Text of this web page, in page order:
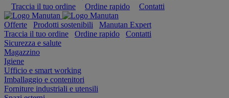
Traccia il tuo ordine
Ordine rapido Contatti
Offerte Prodotti sostenibili
Manutan Expert
Traccia il tuo ordine
Ordine rapido
Contatti
Sicurezza e salute
Magazzino
Igiene
Ufficio e smart working
Imballaggio e contenitori
Forniture industriali e utensili